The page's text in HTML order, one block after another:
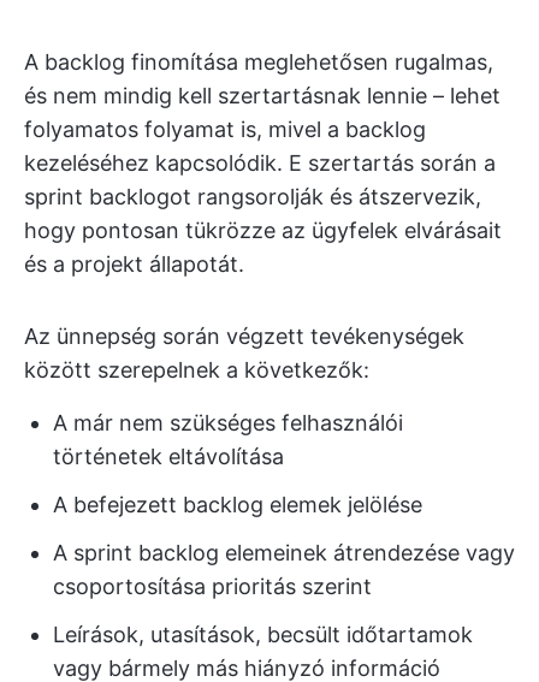
A backlog finomítása meglehetősen rugalmas,
és nem mindig kell szertartásnak lennie – lehet
folyamatos folyamat is, mivel a backlog
kezeléséhez kapcsolódik. E szertartás során a
sprint backlogot rangsorolják és átszervezik,
hogy pontosan tükrözze az ügyfelek elvárásait
és a projekt állapotát.
Az ünnepség során végzett tevékenységek
között szerepelnek a következők:
A már nem szükséges felhasználói
történetek eltávolítása
A befejezett backlog elemek jelölése
A sprint backlog elemeinek átrendezése vagy
csoportosítása prioritás szerint
Leírások, utasítások, becsült időtartamok
vagy bármely más hiányzó információ